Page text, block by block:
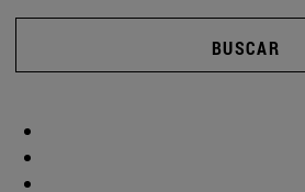
BUSCAR